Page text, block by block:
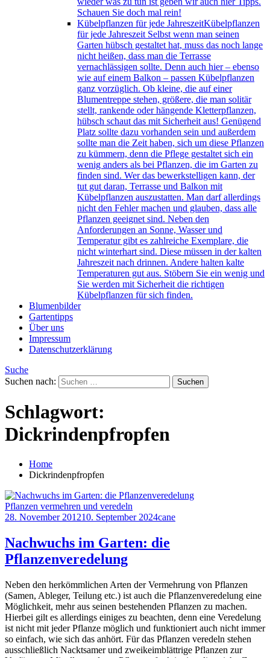
Schauen Sie doch mal rein!
Kübelpflanzen für jede JahreszeitKübelpflanzen
für jede Jahreszeit Selbst wenn man seinen
Garten hübsch gestaltet hat, muss das noch lange
nicht heißen, dass man die Terrasse
vernachlässigen sollte. Denn auch hier – ebenso
wie auf einem Balkon – passen Kübelpflanzen
ganz vorzüglich. Ob kleine, die auf einer
Blumentreppe stehen, größere, die man solitär
stellt, rankende oder hängende Kletterpflanzen,
hübsch schaut das mit Sicherheit aus! Genügend
Platz sollte dazu vorhanden sein und außerdem
sollte man die Zeit haben, sich um diese Pflanzen
zu kümmern, denn die Pflege gestaltet sich ein
wenig anders als bei Pflanzen, die im Garten zu
finden sind. Wer das bewerkstelligen kann, der
tut gut daran, Terrasse und Balkon mit
Kübelpflanzen auszustatten. Man darf allerdings
nicht den Fehler machen und glauben, dass alle
Pflanzen geeignet sind. Neben den
Anforderungen an Sonne, Wasser und
Temperatur gibt es zahlreiche Exemplare, die
nicht winterhart sind. Diese müssen in der kalten
Jahreszeit nach drinnen. Andere halten kalte
Temperaturen gut aus. Stöbern Sie ein wenig und
Sie werden mit Sicherheit die richtigen
Kübelpflanzen für sich finden.
Blumenbilder
Gartentipps
Über uns
Impressum
Datenschutzerklärung
Suche
Suchen nach:
Schlagwort:
Dickrindenpfropfen
Home
Dickrindenpfropfen
Pflanzen vermehren und veredeln
28. November 201210. September 2024cane
Nachwuchs im Garten: die
Pflanzenveredelung
Neben den herkömmlichen Arten der Vermehrung von Pflanzen
(Samen, Ableger, Teilung etc.) ist auch die Pflanzenveredelung eine
Möglichkeit, mehr aus seinen bestehenden Pflanzen zu machen.
Hierbei gilt es allerdings einiges zu beachten, denn eine Veredelung
ist nicht mit jeder Pflanze möglich und funktioniert auch nicht immer
so einfach, wie sich das anhört. Für das Pflanzen veredeln stehen
ausschließlich Nacktsamer und zweikeimblättrige Pflanzen zur